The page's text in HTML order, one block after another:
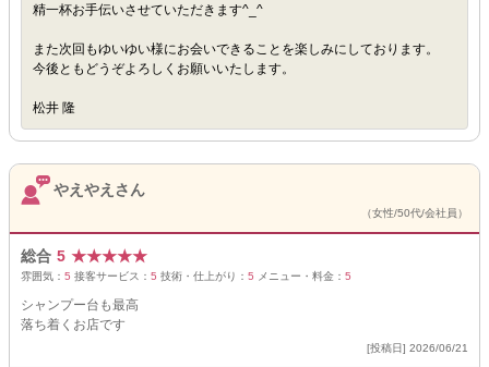
精一杯お手伝いさせていただきます^_^
また次回もゆいゆい様にお会いできることを楽しみにしております。
今後ともどうぞよろしくお願いいたします。
松井 隆
やえやえさん
（女性/50代/会社員）
総合 5 ★★★★★
雰囲気： 5 接客サービス： 5 技術・仕上がり： 5 メニュー・料金： 5
シャンプー台も最高
落ち着くお店です
[投稿日] 2026/06/21